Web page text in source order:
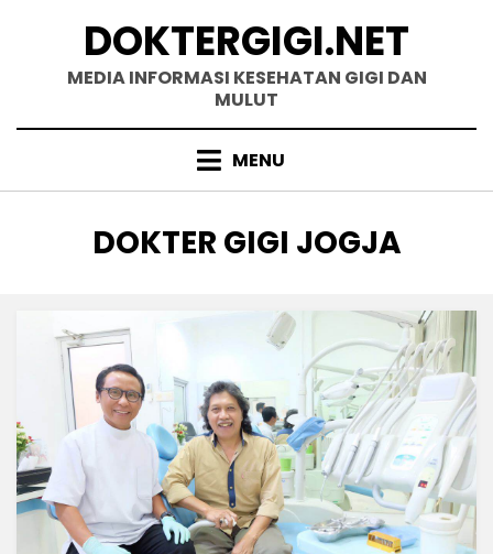
DOKTERGIGI.NET
MEDIA INFORMASI KESEHATAN GIGI DAN
MULUT
MENU
CATEGORY
:
DOKTER GIGI JOGJA